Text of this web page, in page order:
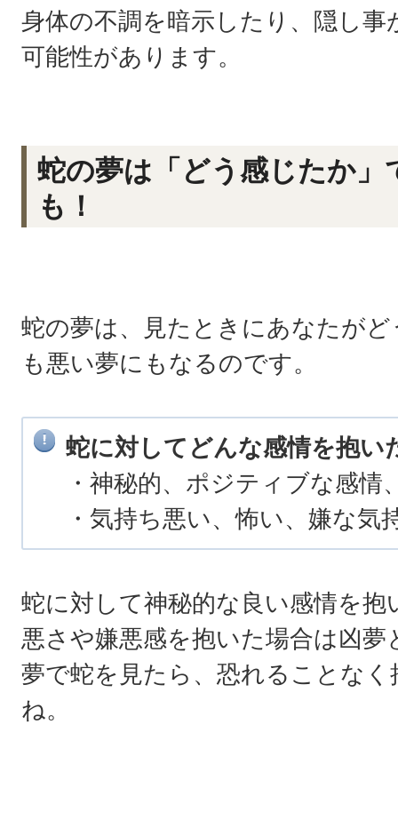
身体の不調を暗示したり、隠し
可能性があります。
蛇の夢は「どう感じたか」
も！
蛇の夢は、見たときにあなたが
も悪い夢にもなるのです。
蛇に対してどんな感情を抱い
・神秘的、ポジティブな感
・気持ち悪い、怖い、嫌な
蛇に対して神秘的な良い感情を抱
悪さや嫌悪感を抱いた場合は凶夢
夢で蛇を見たら、恐れることな
ね。